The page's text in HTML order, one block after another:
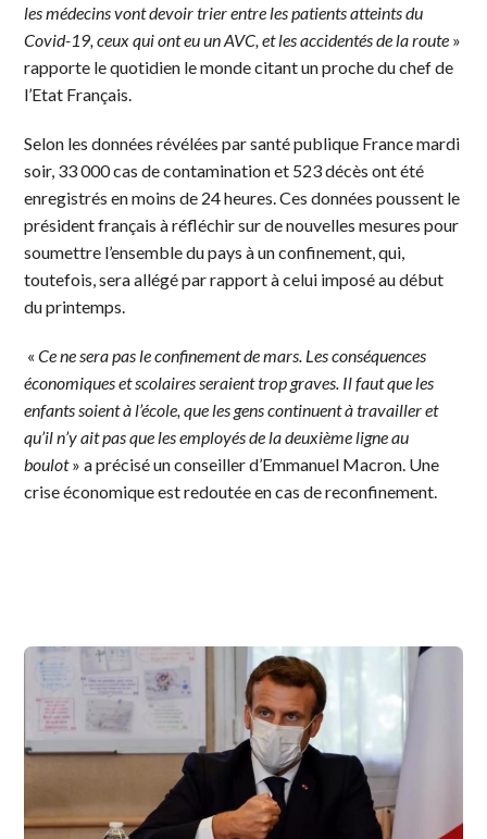
les médecins vont devoir trier entre les patients atteints du
Covid-19, ceux qui ont eu un AVC, et les accidentés de la route »
rapporte le quotidien le monde citant un proche du chef de
l’Etat Français.
Selon les données révélées par santé publique France mardi
soir, 33 000 cas de contamination et 523 décès ont été
enregistrés en moins de 24 heures. Ces données poussent le
président français à réfléchir sur de nouvelles mesures pour
soumettre l’ensemble du pays à un confinement, qui,
toutefois, sera allégé par rapport à celui imposé au début
du printemps.
«Ce ne sera pas le confinement de mars. Les conséquences
économiques et scolaires seraient trop graves. Il faut que les
enfants soient à l’école, que les gens continuent à travailler et
qu’il n’y ait pas que les employés de la deuxième ligne au
boulot» a précisé un conseiller d’Emmanuel Macron. Une
crise économique est redoutée en cas de reconfinement.